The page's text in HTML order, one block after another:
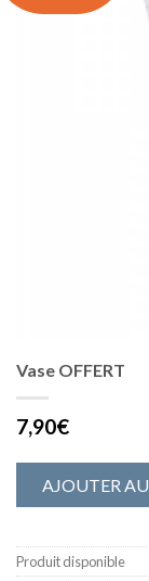
Vase OFFERT
7,90€
AJOUTER
Produit disponible